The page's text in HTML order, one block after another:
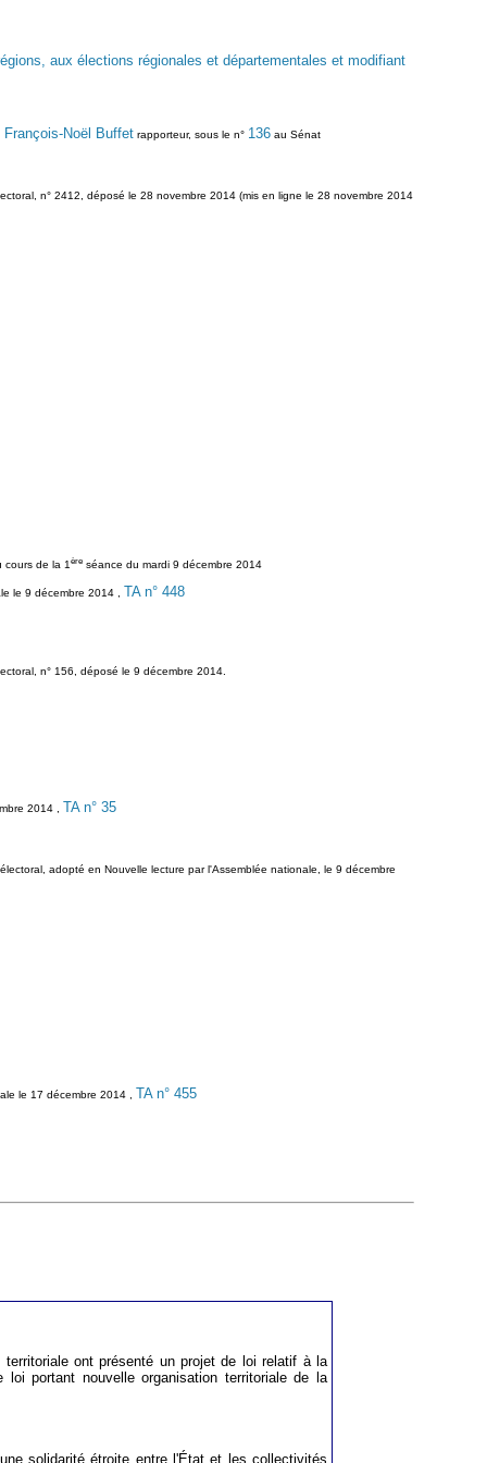
aux élections régionales et départementales et modifiant
François-Noël Buffetrapporteur, sous le n° 136au Sénat
n° 2412, déposé le 28 novembre 2014 (mis en ligne le 28 novembre 2014
cours de la 1 èreséance du mardi 9 décembre 2014
le 9 décembre 2014 , TA n° 448
n° 156, déposé le 9 décembre 2014.
2014 , TA n° 35
adopté en Nouvelle lecture par l'Assemblée nationale, le 9 décembre
le 17 décembre 2014 , TA n° 455
ont présenté un projet de loi relatif à la
portant nouvelle organisation territoriale de la
solidarité étroite entre l'État et les collectivités